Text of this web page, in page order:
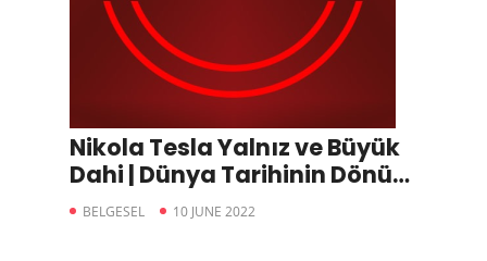
Nikola Tesla Yalnız ve Büyük
Dahi | Dünya Tarihinin Dönüm
Noktaları
BELGESEL 10 JUNE 2022